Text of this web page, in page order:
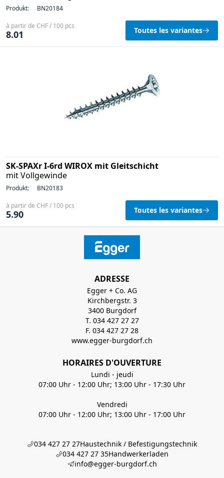
Produkt: BN20184
à partir de CHF / 100 pcs
8.01 Toutes les variantes
SK-SPAXr I-6rd WIROX mit Gleitschicht
mit Vollgewinde
Produkt: BN20183
à partir de CHF / 100 pcs
5.90 Toutes les variantes
ADRESSE
Egger + Co. AG
Kirchbergstr. 3
3400 Burgdorf
T. 034 427 27 27
F. 034 427 27 28
www.egger-burgdorf.ch
HORAIRES D'OUVERTURE
Lundi - jeudi
07:00 Uhr - 12:00 Uhr; 13:00 Uhr - 17:30 Uhr
Vendredi
07:00 Uhr - 12:00 Uhr; 13:00 Uhr - 17:00 Uhr
034 427 27 27Haustechnik / Befestigungstechnik
034 427 27 35Handwerkerladen
info@egger-burgdorf.ch